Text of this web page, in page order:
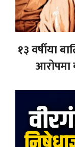
१३ वर्षीया
आरोपमा